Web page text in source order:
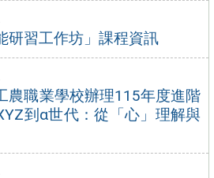
研習工作坊」課程資訊
農職業學校辦理115年度進階
到α世代：從「心」理解與